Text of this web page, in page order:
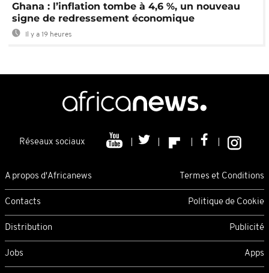
Ghana : l’inflation tombe à 4,6 %, un nouveau
signe de redressement économique
Il y a 19 heures
Réseaux sociaux
A propos d'Africanews Termes et Conditions
Contacts Politique de Cookie
Distribution Publicité
Jobs Apps